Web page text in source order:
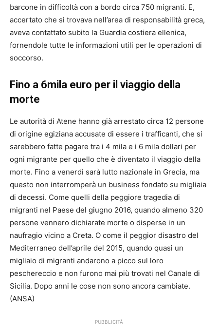
barcone in difficoltà con a bordo circa 750 migranti. E,
accertato che si trovava nell’area di responsabilità greca,
aveva contattato subito la Guardia costiera ellenica,
fornendole tutte le informazioni utili per le operazioni di
soccorso.
Fino a 6mila euro per il viaggio della
morte
Le autorità di Atene hanno già arrestato circa 12 persone
di origine egiziana accusate di essere i trafficanti, che si
sarebbero fatte pagare tra i 4 mila e i 6 mila dollari per
ogni migrante per quello che è diventato il viaggio della
morte. Fino a venerdì sarà lutto nazionale in Grecia, ma
questo non interromperà un business fondato su migliaia
di decessi. Come quelli della peggiore tragedia di
migranti nel Paese del giugno 2016, quando almeno 320
persone vennero dichiarate morte o disperse in un
naufragio vicino a Creta. O come il peggior disastro del
Mediterraneo dell’aprile del 2015, quando quasi un
migliaio di migranti andarono a picco sul loro
peschereccio e non furono mai più trovati nel Canale di
Sicilia. Dopo anni le cose non sono ancora cambiate.
(ANSA)
PUBBLICITÀ